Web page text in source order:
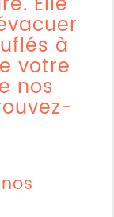
à
votre
nos